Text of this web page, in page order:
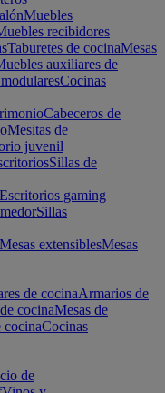
Muebles
recibidores
Taburetes de cocinaMesas
auxiliares de
Cocinas
Cabeceros de
Mesitas de
juvenil
Sillas de
Escritorios gaming
Sillas
Mesas extensiblesMesas
de cocinaArmarios de
cocinaMesas de
cocinaCocinas
de